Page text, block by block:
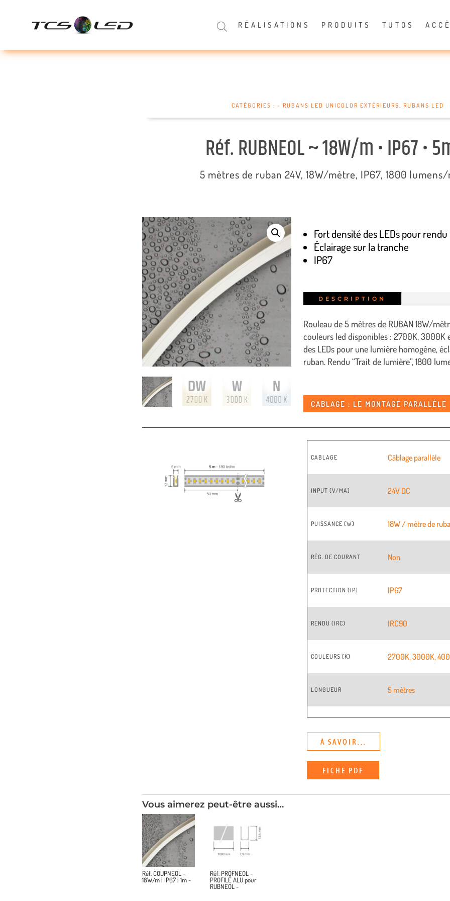
RÉALISATIONS PRODUITS TUTOS
CATÉGORIES : ~ RUBANS LED UNICOLOR EXTÉRIEURS, RUBANS LED
Réf. RUBNEOL ~ 18W/m • IP67 •
5 mètres de ruban 24V, 18W/mètre, IP67, 1800
Fort densité des LEDs pour
Éclairage sur la tranche
IP67
DESCRIPTION
Rouleau de 5 mètres de RUBAN 18W/
couleurs led disponibles : 2700K,
des LEDs pour une lumière homogène,
ruban. Rendu “Trait de lumière”, 1800
CABLAGE : LE MONTAGE PARALLÈLE
CABLAGE Câblage parallèle
INPUT (V/MA) 24V DC
PUISSANCE (W) 18W / mètre de
RÉG. DE COURANT Non
PROTECTION (IP) IP67
RENDU (IRC) IRC90
COULEURS (K) 2700K,3000K,
LONGUEUR 5 mètres
À SAVOIR...
FICHE PDF
Vous aimerez peut-être aussi…
Réf. COUPNEOL ~
18W/m | IP67 | 1m ~
Réf. PROFNEOL ~
PROFILÉ ALU pour
RUBNEOL ~